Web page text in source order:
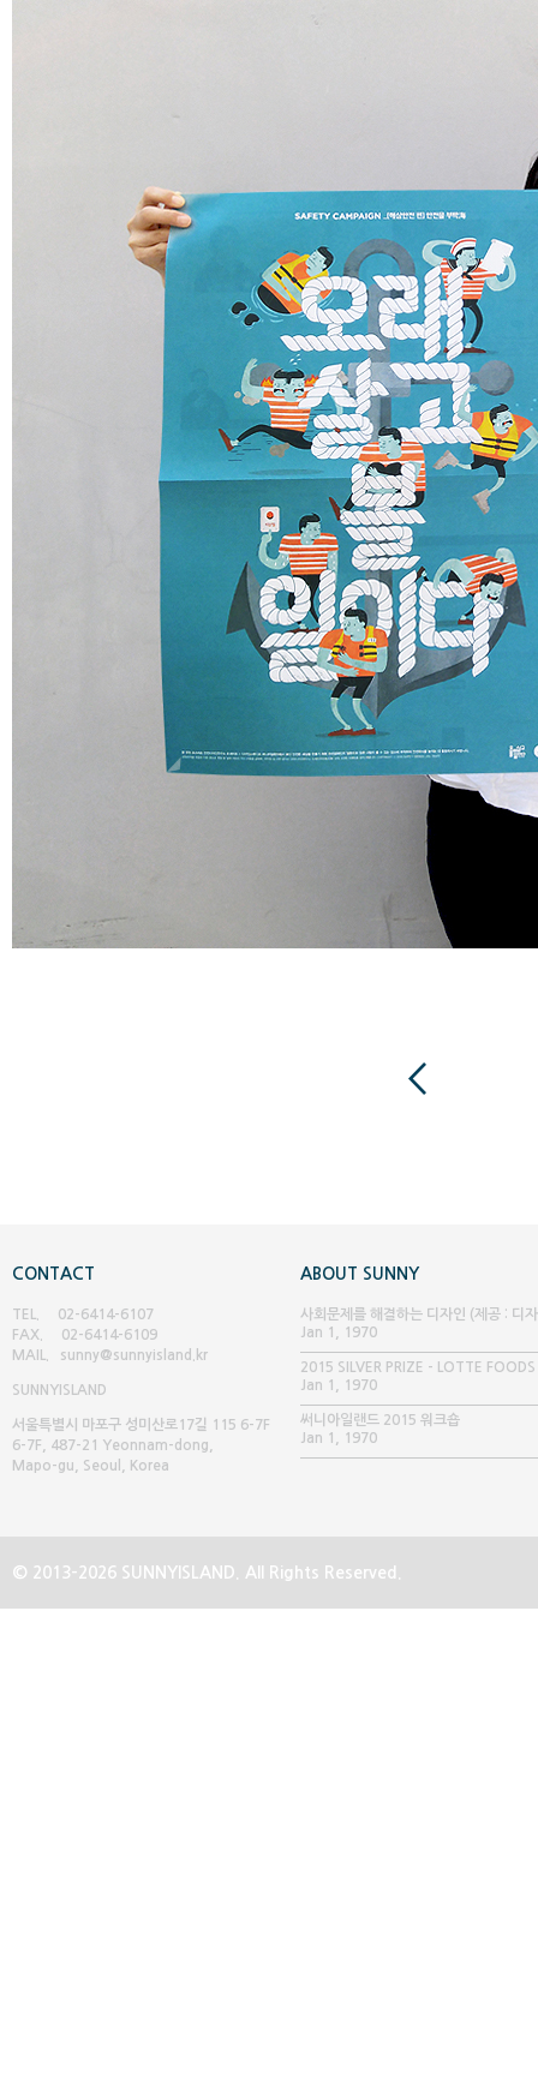
CONTACT
TEL. 02-6414-6107
FAX. 02-6414-6109
MAIL. sunny@sunnyisland.kr
SUNNY ISLAND
서울특별시 마포구 성미산로17길 115 6-7F
6-7F, 487-21 Yeonnam-dong,
Mapo-gu, Seoul, Korea
ABOUT SUNNY
사회문제를 해결하는 디자인 (제공 : 디
글 매거진)
Jan 1, 1970
2015 SILVER PRIZE - LOTTE FOODS
Jan 1, 1970
써니아일랜드 2015 워크숍
Jan 1, 1970
© 2013-2026 SUNNYISLAND. All Rights Reserved.